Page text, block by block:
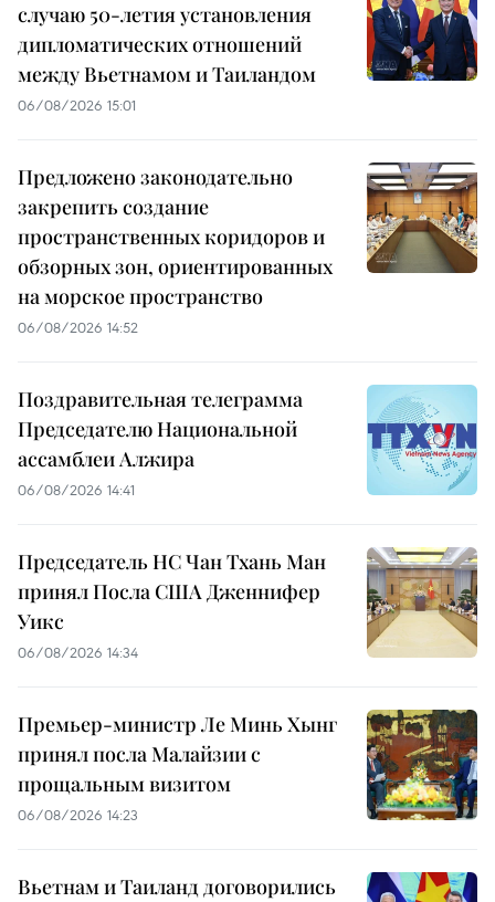
случаю 50-летия установления
дипломатических отношений
между Вьетнамом и Таиландом
06/08/2026 15:01
Предложено законодательно
закрепить создание
пространственных коридоров и
обзорных зон, ориентированных
на морское пространство
06/08/2026 14:52
Поздравительная телеграмма
Председателю Национальной
ассамблеи Алжира
06/08/2026 14:41
Председатель НС Чан Тхань Ман
принял Посла США Дженнифер
Уикс
06/08/2026 14:34
Премьер-министр Ле Минь Хынг
принял посла Малайзии с
прощальным визитом
06/08/2026 14:23
Вьетнам и Таиланд договорились